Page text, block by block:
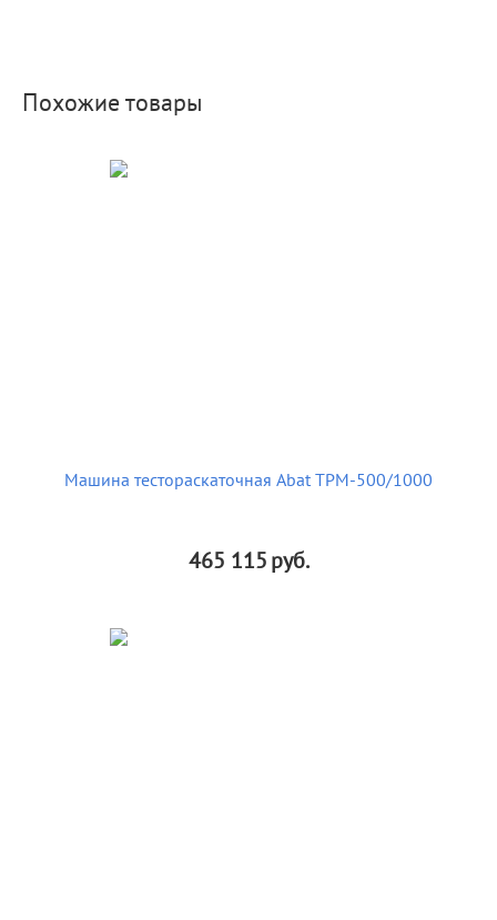
Похожие товары
Машина тестораскаточная Abat ТРМ-500/1000
465 115руб.